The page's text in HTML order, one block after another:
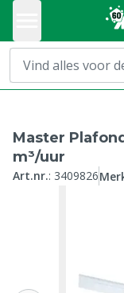
Master
m³/uur
Art.nr.: 3409826